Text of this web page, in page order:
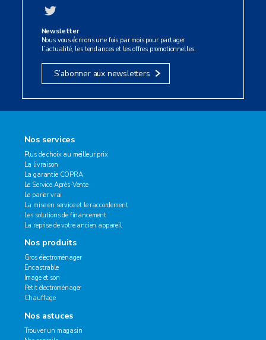
Newsletter
Nous vous écrirons une fois par mois pour partager
l’actualité, les tendances et les offres promotionnelles.
S’abonner aux newsletters
Nos services
Plus de choix au meilleur prix
La livraison
La garantie COPRA
Le Service Après-Vente
Le parler vrai
La mise en service et le raccordement
Les solutions de financement
La reprise de votre ancien appareil
Nos produits
Gros électroménager
Encastrable
Image et son
Petit électroménager
Chauffage
Nos astuces
Trouver un magasin